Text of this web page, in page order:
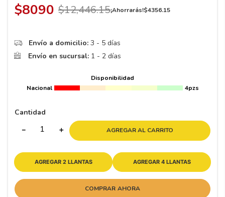
$8090 $12,446.15¡Ahorrarás!$4356.15
Envío a domicilio: 3 - 5 días
Envío en sucursal: 1 - 2 días
Disponibilidad
Nacional
4pzs
Cantidad
＋
－ AGREGAR AL CARRITO
AGREGAR 2 LLANTAS AGREGAR 4 LLANTAS
COMPRAR AHORA